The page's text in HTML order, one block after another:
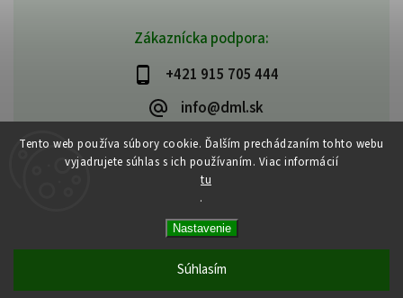
Tento web používa súbory cookie. Ďalším prechádzaním tohto webu
vyjadrujete súhlas s ich používaním. Viac informácií
tu
.
Nastavenie
Súhlasím
Zákaznícka podpora:
+421 915 705 444
info@dml.sk
bifeedus | BIO | DIA | BEZLEPKOVÉ POTRAVINY
Shoptet| Design